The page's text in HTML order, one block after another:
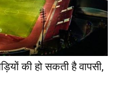
की हो सकती है वापसी,